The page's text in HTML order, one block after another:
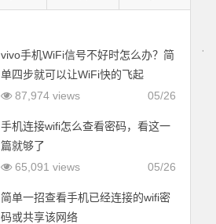
vivo手机WiFi信号不好时怎么办？简
单四步就可以让WiFi快的飞起
05/26
87,974 views
手机连接wifi怎么查看密码，看这一
篇就够了
05/26
65,091 views
简单一招查看手机已经连接的wifi密
码或共享该网络